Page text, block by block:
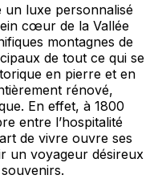
un luxe personnalisé
cœur de la Vallée
montagnes de
de tout ce qui se
en pierre et en
rénové,
En effet, à 1800
entre l’hospitalité
de vivre ouvre ses
un voyageur désireux